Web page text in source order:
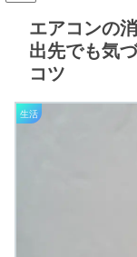
エアコンの
出先でも気
コツ
生活